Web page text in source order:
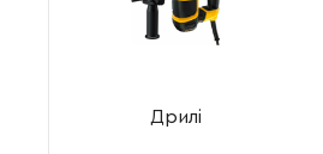
Дрилі